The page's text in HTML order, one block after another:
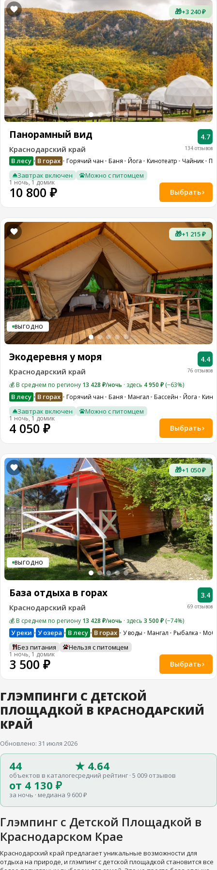
🎁+3 240 ₽
134 отзывов
4.7
Панорамный вид
Краснодарский край
В лесу • В горах Горячий чан Баня Йога Кинотеатр Чайник
Завтрак включен Можно с питомцем
1 ночь, 1 домик
10 800 ₽ Выбрать
🎁+1 215 ₽
ВЫГОДНО
76 отзывов
4.4
Экодеревня у моря
Краснодарский край
💰 В среднем по региону 13 428 ₽/ночь · здесь 4 950 ₽ (−63%)
В лесу • В горах Горячий чан Баня Мангал Бассейн Йога
Завтрак включен Можно с питомцем
1 ночь, 1 домик
4 050 ₽ Выбрать
🎁+1 050 ₽
ВЫГОДНО
69 отзывов
3.4
База отдыха в горах
Краснодарский край
💰 В среднем по региону 13 428 ₽/ночь · здесь 3 500 ₽ (−74%)
У реки • У озера • В лесу • В горах У воды Мангал Рыбалка
Без питания Нельзя с питомцем
1 ночь, 1 домик
3 500 ₽ Выбрать
ГЛЭМПИНГИ С ДЕТСКОЙ
ПЛОЩАДКОЙ В КРАСНОДАРСКИЙ
КРАЙ
Обновлено: 31 июля 2026
44
объектов в каталоге
★ 4.64
средний рейтинг · 5 009 отзывов
от 4 130 ₽
за ночь · медиана 9 600 ₽
Глэмпинг с Детской Площадкой в
Краснодарском Крае
Краснодарский край предлагает уникальные возможности для
отдыха на природе, и глэмпинг с детской площадкой становится все